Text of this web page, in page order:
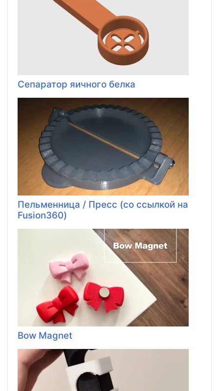
Сепаратор яичного белка
Пельменница / Пресс (со ссылкой на
Fusion360)
Bow Magnet